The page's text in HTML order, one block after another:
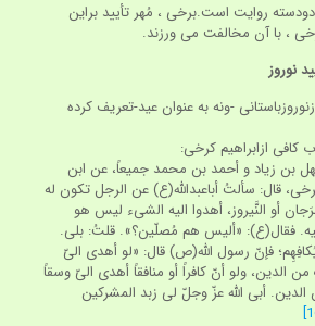
روایت است.برخی ، مُهر تأیید براین
، با آن مخالفت می ورزند.
نوروز
-ونه به عنوان عید-تعریف کرده
بن زیاد و أحمد بن محمد جمیعاً، عن ابن
قال: سألتُ أباعبداللّه(ع) عن الرجل تکون له
أو النَّیروز، أهدوا الیه الشی‏ء لیس هو
فقال(ع): «ألیس هم مُصلّین؟». قلتُ: بلی.
فإنّ رسول اللّه(ص) قال: «لو أهدی الیّ
الدین، ولو أنّ کافراً أو منافقاً أهدی الیّ وسقاً
أبی اللّه عزّ وجلّ لی زبد المشرکین